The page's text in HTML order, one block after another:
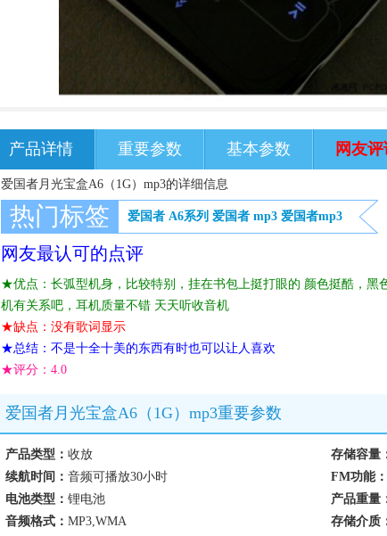
产品详情 重要参数 基本参数 网友
爱国者月光宝盒A6（1G）mp3的详细信息
热门标签 爱国者 A6系列 爱国者 mp3 爱国者mp3
网友最认可的点评
★优点：长弧型机身，比较特别，挂在书包上挺打眼的 颜色挺酷，黑
机有关系吧，耳机质量不错 天天听收音机
★缺点：没有歌词显示
★总结：不是十全十美的东西有时也可以让人喜欢
★评分： 4.0
爱国者月光宝盒A6（1G）mp3重要参数
产品类型： 收放 存储容量
续航时间： 音频可播放30小时 FM功能：
电池类型： 锂电池 产品重量
音频格式： MP3,WMA 存储介质